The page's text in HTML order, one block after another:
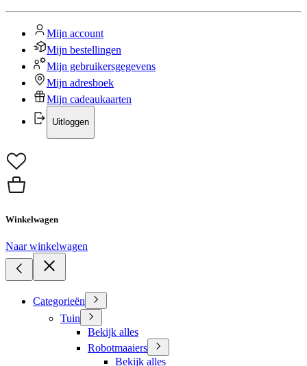
Mijn account
Mijn bestellingen
Mijn gebruikersgegevens
Mijn adresboek
Mijn cadeaukaarten
Uitloggen
Winkelwagen
Naar winkelwagen
Categorieën
Tuin
Bekijk alles
Robotmaaiers
Bekijk alles